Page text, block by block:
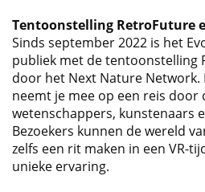
Tentoonstelling RetroFuture
Sinds september 2022 is het
publiek met de tentoonstelling
door het Next Nature
neemt je mee op een reis door
wetenschappers, kunstenaars
Bezoekers kunnen de wereld
zelfs een rit maken in een VR-
unieke ervaring.